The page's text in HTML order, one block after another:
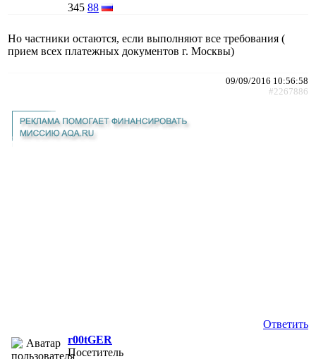
345 88
Но частники остаются, если выполняют все требования (
прием всеx платежныx документов г. Москвы)
09/09/2016 10:56:58
#2267886
Ответить
r00tGER
Посетитель